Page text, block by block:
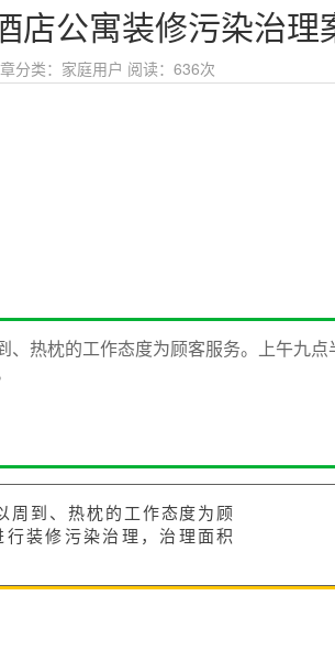
店公寓装修污染治理
分类： 家庭用户 阅读： 636次
热枕的工作态度为顾客服务。上午九点
周到、热枕的工作态度为顾
装修污染治理，治理面积